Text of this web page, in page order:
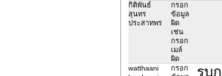
กิติพันธ์
สุนทร
ประสาทพร
กรอก
ข้อมูล
ผิด
เช่น
กรอก
เมล์
ผิด
watthaani
กรอก
รบ